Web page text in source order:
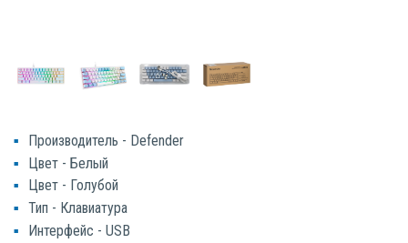
Производитель - Defender
Цвет - Белый
Цвет - Голубой
Тип - Клавиатура
Интерфейс - USB